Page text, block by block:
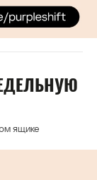
ящике